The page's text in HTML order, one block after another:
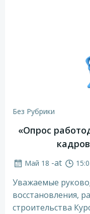
Без Рубрики
«Опрос
Май 18 -at
Уважаемые
восстановления,
строительства